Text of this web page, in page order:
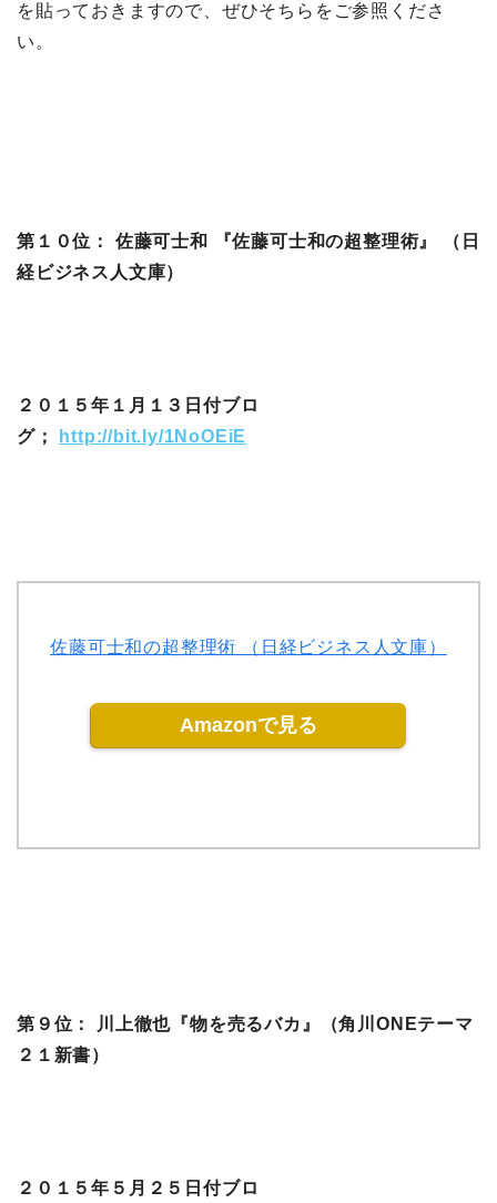
を貼っておきますので、ぜひそちらをご参照くださ
い。
第１０位： 佐藤可士和 『佐藤可士和の超整理術』 （日
経ビジネス人文庫）
２０１５年１月１３日付ブロ
グ；
http://bit.ly/1NoOEiE
佐藤可士和の超整理術 （日経ビジネス人文庫）
Amazonで見る
第９位： 川上徹也『物を売るバカ』（角川ONEテーマ
２１新書）
２０１５年５月２５日付ブロ